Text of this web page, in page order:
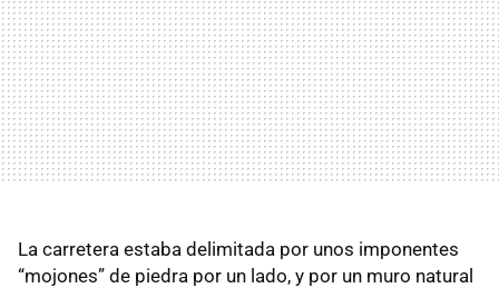
La carretera estaba delimitada por unos imponentes
“mojones” de piedra por un lado, y por un muro natural